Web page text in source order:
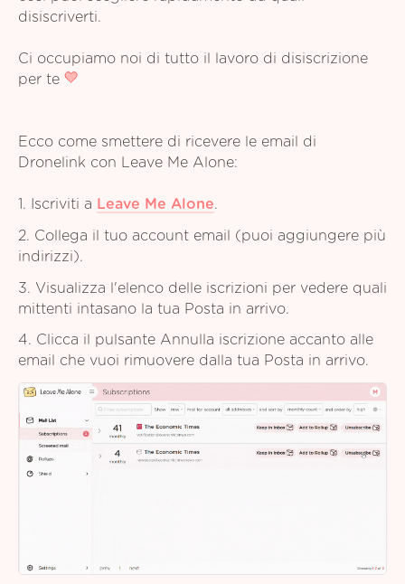
disiscriverti.
Ci occupiamo noi di tutto il lavoro di disiscrizione
per te
Ecco come smettere di ricevere le email di
Dronelink con Leave Me Alone:
1. Iscriviti a Leave Me Alone.
2. Collega il tuo account email (puoi aggiungere più
indirizzi).
3. Visualizza l'elenco delle iscrizioni per vedere quali
mittenti intasano la tua Posta in arrivo.
4. Clicca il pulsante Annulla iscrizione accanto alle
email che vuoi rimuovere dalla tua Posta in arrivo.